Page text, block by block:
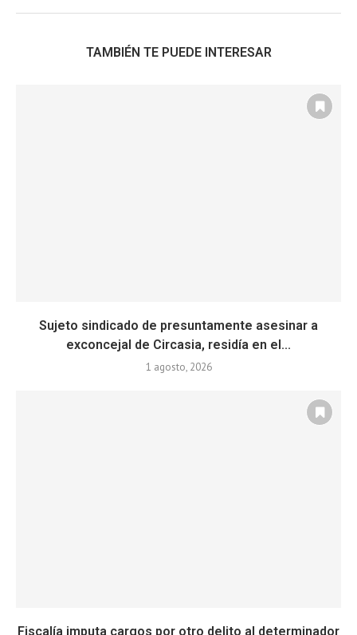
TAMBIÉN TE PUEDE INTERESAR
Sujeto sindicado de presuntamente asesinar a
exconcejal de Circasia, residía en el...
1 agosto, 2026
Fiscalía imputa cargos por otro delito al determinador